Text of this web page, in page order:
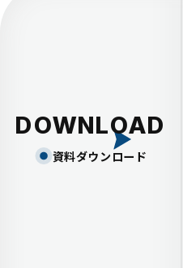
DOWNLOAD
資料ダウンロード